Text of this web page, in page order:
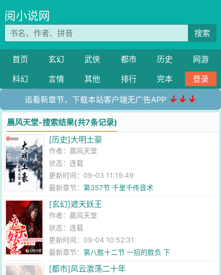
阅小说网
搜索
首页 玄幻 武侠 都市 历史
网游
科幻
言情 其他 排行 完本 登录
追看新章节，下载本站客户端无广告APP ↓↓↓
晨风天堂-搜索结果(共7条记录)
[历史]大明土豪
作者： 晨风天堂
状态：连载
更新时间：09-03 11:19:49
最新章节：第357节 千里千传音术
[玄幻]遮天妖王
作者： 晨风天堂
状态：连载
更新时间：09-04 10:52:31
最新章节：第八胜十二节 一招的胜负 下
[都市]风云激荡二十年